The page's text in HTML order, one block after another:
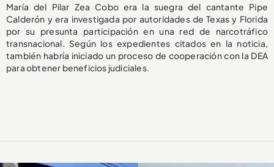
María del Pilar Zea Cobo era la suegra del cantante Pipe
Calderón y era investigada por autoridades de Texas y Florida
por su presunta participación en una red de narcotráfico
transnacional. Según los expedientes citados en la noticia,
también habría iniciado un proceso de cooperación con la DEA
para obtener beneficios judiciales.